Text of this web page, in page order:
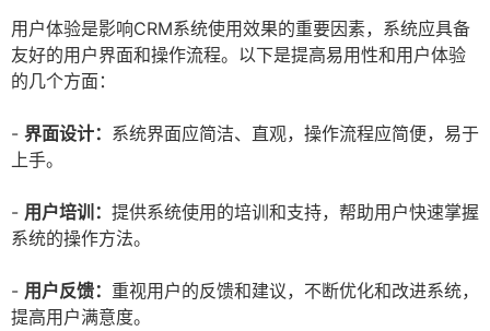
用户体验是影响CRM系统使用效果的重要因素，系统应具备
友好的用户界面和操作流程。以下是提高易用性和用户体验
的几个方面：
- 界面设计： 系统界面应简洁、直观，操作流程应简便，易于
上手。
- 用户培训： 提供系统使用的培训和支持，帮助用户快速掌握
系统的操作方法。
- 用户反馈： 重视用户的反馈和建议，不断优化和改进系统，
提高用户满意度。